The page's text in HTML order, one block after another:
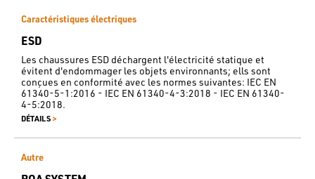
Caractéristiques électriques
ESD
Les chaussures ESD déchargent l'électricité statique et
évitent d'endommager les objets environnants; ells sont
conçues en conformité avec les normes suivantes: IEC EN
61340-5-1:2016 - IEC EN 61340-4-3:2018 - IEC EN 61340-
4-5:2018.
DÉTAILS >
Autre